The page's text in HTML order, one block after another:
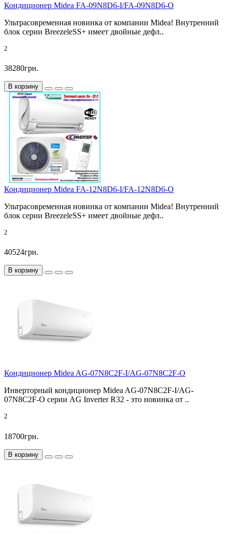
Кондиционер Midea FA-09N8D6-I/FA-09N8D6-O
Ультрасовременная новинка от компании Midea! Внутренний
блок серии BreezeleSS+ имеет двойные дефл..
2
38280грн.
В корзину
Кондиционер Midea FA-12N8D6-I/FA-12N8D6-O
Ультрасовременная новинка от компании Midea! Внутренний
блок серии BreezeleSS+ имеет двойные дефл..
2
40524грн.
В корзину
Кондиционер Midea AG-07N8C2F-I/AG-07N8C2F-O
Инверторный кондиционер Midea AG-07N8C2F-I/AG-
07N8C2F-O серии AG Inverter R32 - это новинка от ..
2
18700грн.
В корзину